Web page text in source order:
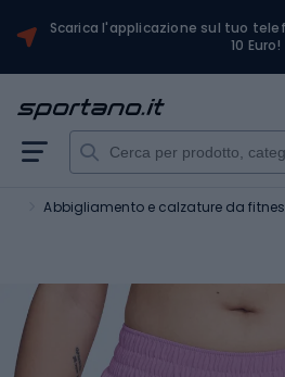
Scarica l'applicazione sul tuo
10 Euro!
Abbigliamento e calzature da